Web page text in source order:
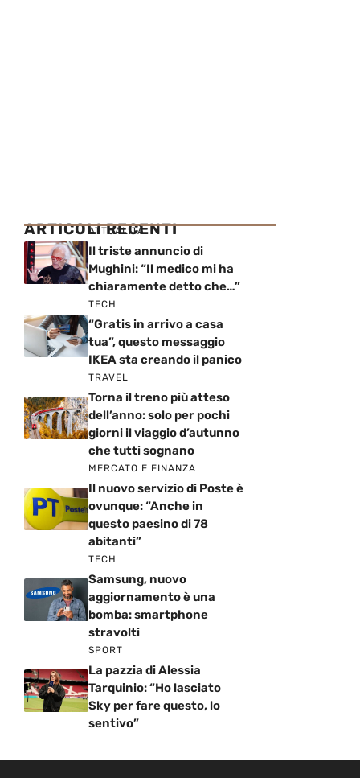
ARTICOLI RECENTI
ATTUALITÀ
Il triste annuncio di
Mughini: “Il medico mi ha
chiaramente detto che…”
TECH
“Gratis in arrivo a casa
tua”, questo messaggio
IKEA sta creando il panico
TRAVEL
Torna il treno più atteso
dell’anno: solo per pochi
giorni il viaggio d’autunno
che tutti sognano
MERCATO E FINANZA
Il nuovo servizio di Poste è
ovunque: “Anche in
questo paesino di 78
abitanti”
TECH
Samsung, nuovo
aggiornamento è una
bomba: smartphone
stravolti
SPORT
La pazzia di Alessia
Tarquinio: “Ho lasciato
Sky per fare questo, lo
sentivo”